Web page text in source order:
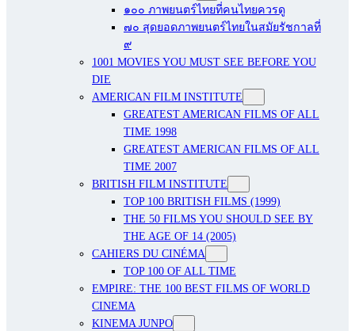
๑๐๐ ภาพยนตร์ไทยที่คนไทยควรดู
๗๐ สุดยอดภาพยนตร์ไทยในสมัยรัชกาลที่
๙
1001 MOVIES YOU MUST SEE BEFORE YOU
DIE
AMERICAN FILM INSTITUTE
GREATEST AMERICAN FILMS OF ALL
TIME 1998
GREATEST AMERICAN FILMS OF ALL
TIME 2007
BRITISH FILM INSTITUTE
TOP 100 BRITISH FILMS (1999)
THE 50 FILMS YOU SHOULD SEE BY
THE AGE OF 14 (2005)
CAHIERS DU CINÉMA
TOP 100 OF ALL TIME
EMPIRE: THE 100 BEST FILMS OF WORLD
CINEMA
KINEMA JUNPO